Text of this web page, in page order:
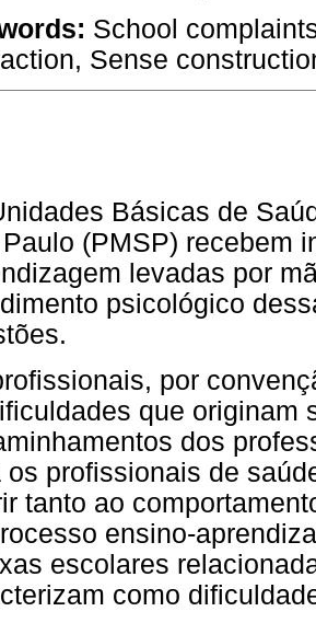
School
Sense
Básicas de
(PMSP) recebem
levadas por
psicológico
por
que originam
dos
os profissionais de
tanto ao
ensino-
escolares
como